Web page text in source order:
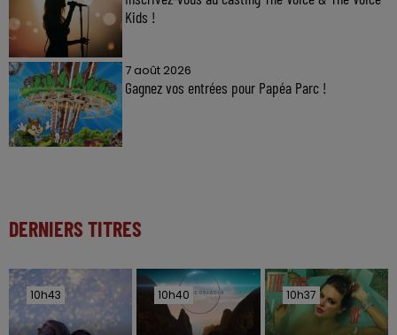
Kids !
7 août 2026
Gagnez vos entrées pour Papéa Parc !
DERNIERS TITRES
10h43
10h43 10h40
10h40 10h37
10h37